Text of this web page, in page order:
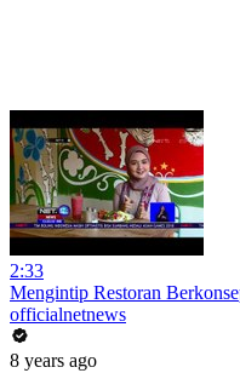
2:33
Mengintip Restoran
officialnetnews
8 years ago